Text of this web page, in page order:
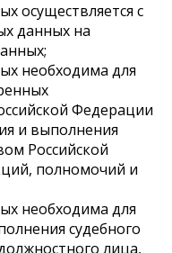
осуществляется с
данных на
необходима для
Федерации
и выполнения
Российской
полномочий и
необходима для
судебного
лица,